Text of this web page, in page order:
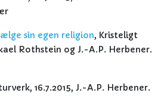
sin egen religion, Kristeligt
Rothstein og J.-A.P. Herbener.
16.7.2015, J.-A.P. Herbener.